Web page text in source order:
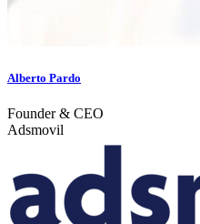
Alberto Pardo
Founder & CEO
Adsmovil